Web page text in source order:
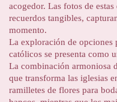
acogedor. Las fotos de
recuerdos tangibles,
momento.
La exploración de opciones
católicos se presenta como
La combinación armoniosa
que transforma las iglesias
ramilletes de flores para